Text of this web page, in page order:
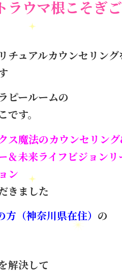
ラウマ根こそぎ
チュアルカウンセリング
ピールームの
す。
ス魔法のカウンセリン
＆未来ライフビジョン
ン
きました
（神奈川県在住） の
解決して